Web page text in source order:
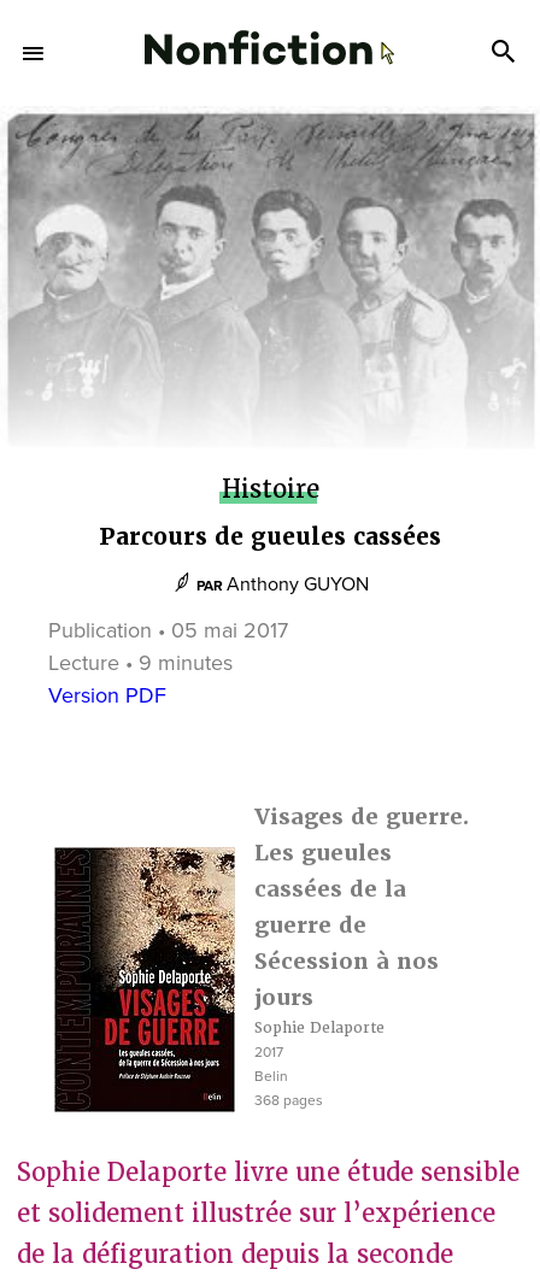
Histoire
Parcours de gueules cassées
PAR Anthony GUYON
Publication • 05 mai 2017
Lecture • 9 minutes
Version PDF
Visages de guerre.
Les gueules
cassées de la
guerre de
Sécession à nos
jours
Sophie Delaporte
2017
Belin
368 pages
Sophie Delaporte livre une étude sensible
et solidement illustrée sur l’expérience
de la défiguration depuis la seconde